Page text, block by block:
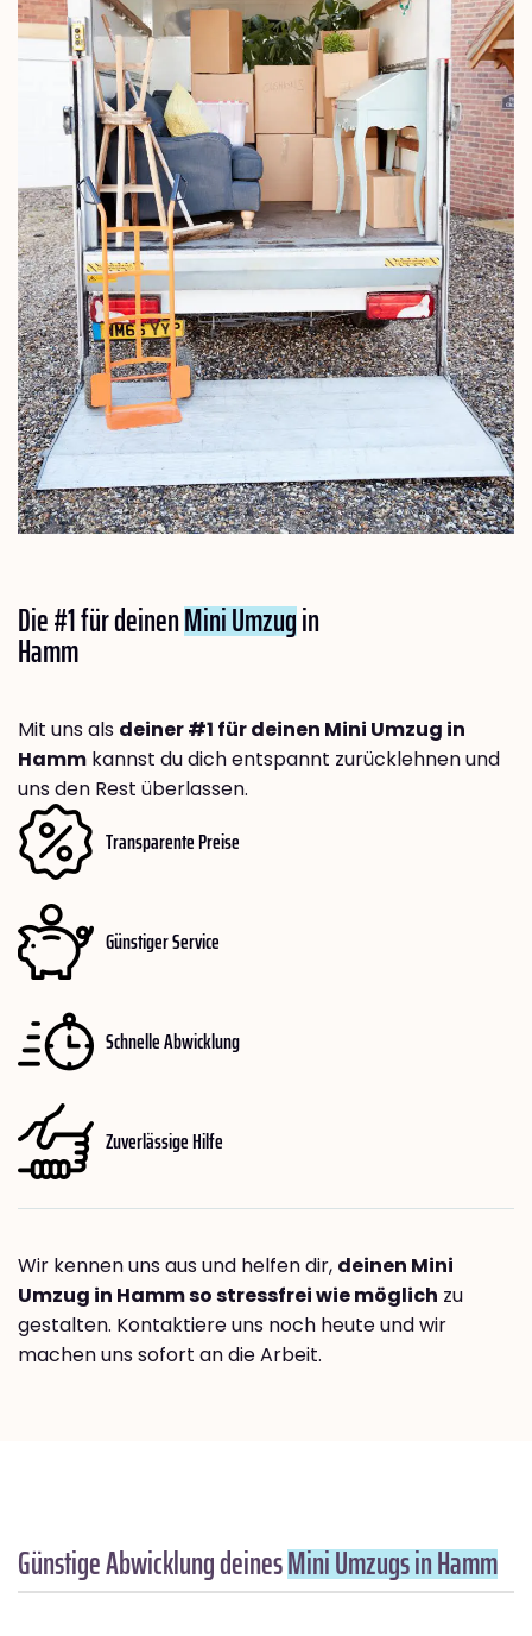
Die #1 für deinenMini Umzugin
Hamm
Mit uns als deiner #1 für deinen Mini Umzug in
Hamm kannst du dich entspannt zurücklehnen und
uns den Rest überlassen.
Transparente Preise
Günstiger Service
Schnelle Abwicklung
Zuverlässige Hilfe
Wir kennen uns aus und helfen dir, deinen Mini
Umzug in Hamm so stressfrei wie möglich zu
gestalten. Kontaktiere uns noch heute und wir
machen uns sofort an die Arbeit.
Günstige Abwicklung deinesMini Umzugs in Hamm